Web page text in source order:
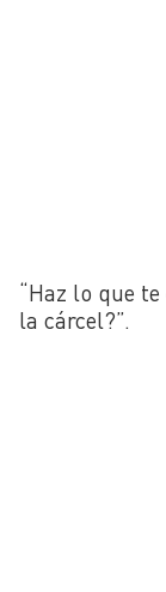
“Haz lo que
la cárcel?”.